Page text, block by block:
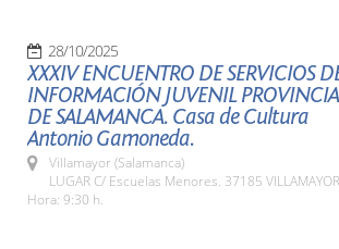
28/10/2025
XXXIV ENCUENTRO DE SERVICIOS
INFORMACIÓN JUVENIL PROVINCIA
DE SALAMANCA. Casa de Cultura
Antonio Gamoneda.
Villamayor (Salamanca)
LUGAR C/ Escuelas Menores. 37185 VILLAMAYOR
Hora: 9:30 h.